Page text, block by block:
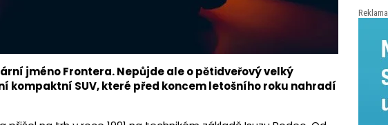
jméno Frontera. Nepůjde ale o pětidveřový velký
kompaktní SUV, které před koncem letošního roku nahradí
Reklama